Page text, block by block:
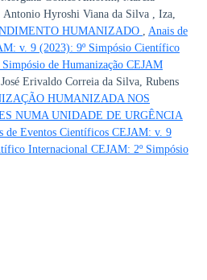
Antonio Hyroshi Viana da Silva , Iza,
HUMANIZADO , Anais de
v. 9 (2023): 9º Simpósio Científico
de Humanização CEJAM
Erivaldo Correia da Silva, Rubens
HUMANIZADA NOS
NUMA UNIDADE DE URGÊNCIA
de Eventos Científicos CEJAM: v. 9
Internacional CEJAM: 2º Simpósio